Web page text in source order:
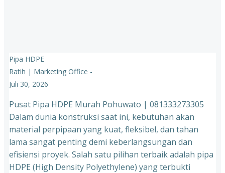
Pipa HDPE
Ratih | Marketing Office -
Juli 30, 2026
Pusat Pipa HDPE Murah Pohuwato | 081333273305
Dalam dunia konstruksi saat ini, kebutuhan akan
material perpipaan yang kuat, fleksibel, dan tahan
lama sangat penting demi keberlangsungan dan
efisiensi proyek. Salah satu pilihan terbaik adalah pipa
HDPE (High Density Polyethylene) yang terbukti